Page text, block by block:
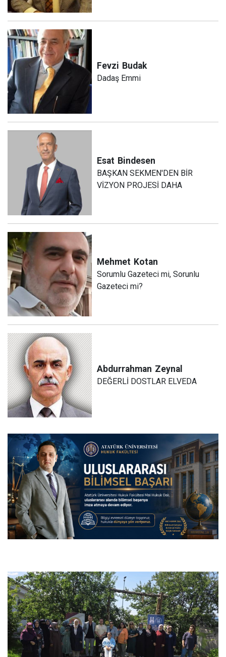
Fevzi Budak
Dadaş Emmi
Esat Bindesen
BAŞKAN SEKMEN'DEN BİR
VİZYON PROJESİ DAHA
Mehmet Kotan
Sorumlu Gazeteci mi, Sorunlu
Gazeteci mi?
Abdurrahman Zeynal
DEĞERLİ DOSTLAR ELVEDA